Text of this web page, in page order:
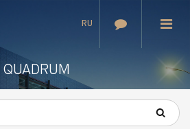
RU
QUADRUM